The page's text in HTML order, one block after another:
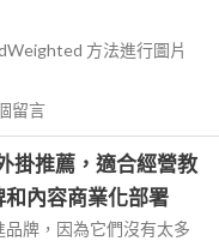
方法進行圖片
留言
掛推薦，適合經營教
內容商業化部署
牌，因為它們沒有太多